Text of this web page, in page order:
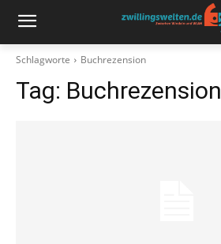
Schlagworte Buchrezension
Tag: Buchrezension